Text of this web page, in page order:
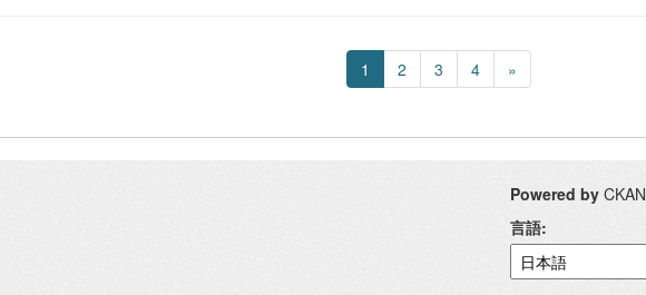
1 2 3 4 »
Powered by CKAN
言語